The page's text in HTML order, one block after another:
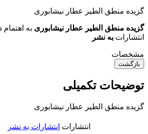
گزیده منطق الطیر عطار نیشابوری
گزیده منطق الطیر عطار نیشابوری به اهتمام
انتشارات به نشر
مشخصات
بازگشت
توضیحات تکمیلی
گزیده منطق الطیر عطار نیشابوری
انتشارات انتشارات به نشر